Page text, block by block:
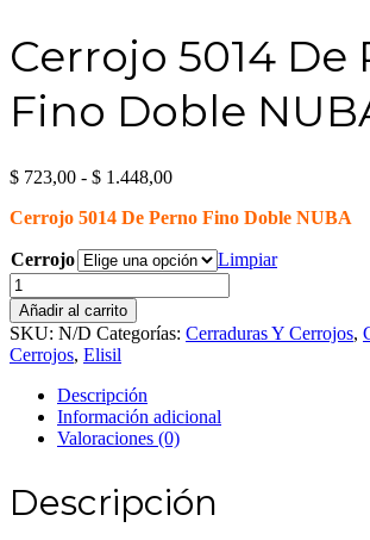
Cerrojo 5014 De
Fino Doble
$ 723,00 - $ 1.448,00Rango
precios:
$ 723,00
$ 1.448,00
Cerrojo 5014 De Perno Fino Doble NUBA
Cerrojo
Limpiar
Cerrojo
5014
De
Perno
Fino
Doble
NUBA
cantidad
Añadir al carrito
SKU: N/D Categorías: Cerraduras Y Cerrojos,
Cerrojos, Elisil
Descripción
Información adicional
Valoraciones (0)
Descripción